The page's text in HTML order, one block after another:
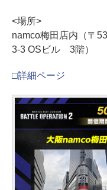
<場所>
namco梅田店内（〒
3-3 OSビル 3階）
□詳細ページ